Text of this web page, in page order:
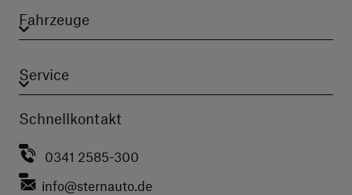
Fahrzeuge
Service
Schnellkontakt
0341 2585-300
info@sternauto.de